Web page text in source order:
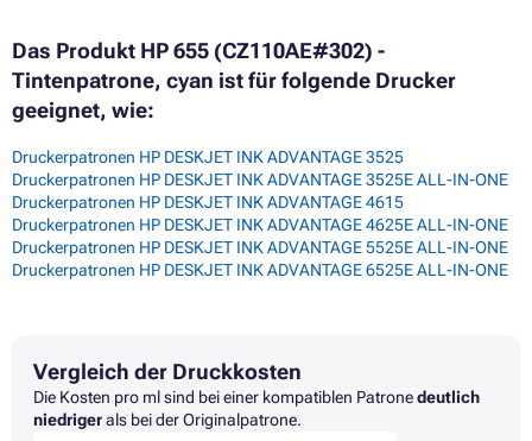
Das Produkt HP 655 (CZ110AE#302) -
Tintenpatrone, cyan ist für folgende Drucker
geeignet, wie:
Druckerpatronen HP DESKJET INK ADVANTAGE 3525
Druckerpatronen HP DESKJET INK ADVANTAGE 3525E ALL-IN-ONE
Druckerpatronen HP DESKJET INK ADVANTAGE 4615
Druckerpatronen HP DESKJET INK ADVANTAGE 4625E ALL-IN-ONE
Druckerpatronen HP DESKJET INK ADVANTAGE 5525E ALL-IN-ONE
Druckerpatronen HP DESKJET INK ADVANTAGE 6525E ALL-IN-ONE
Vergleich der Druckkosten
Die Kosten pro ml sind bei einer kompatiblen Patronedeutlich
niedrigerals bei der Originalpatrone.